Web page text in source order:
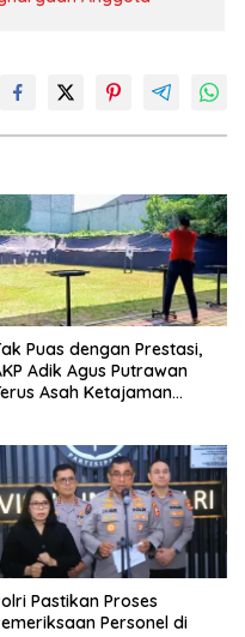
Puas dengan Prestasi,
Adik Agus Putrawan
Asah Ketajaman
Pastikan Proses
Personel di